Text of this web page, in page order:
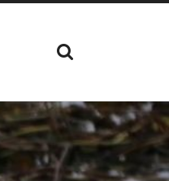
TOON
HET